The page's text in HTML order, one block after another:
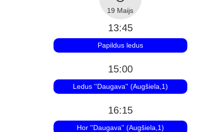
19 Maijs
13:45
Papildus ledus
15:00
Ledus ''Daugava'' (Augšiela,1)
16:15
Hor ''Daugava'' (Augšiela,1)